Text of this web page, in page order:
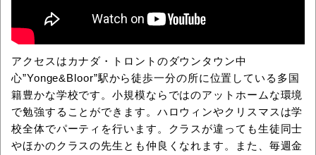
アクセスはカナダ・トロントのダウンタウン中
心”Yonge&Bloor”駅から徒歩一分の所に位置している多国
籍豊かな学校です。小規模ならではのアットホームな環境
で勉強することができます。ハロウィンやクリスマスは学
校全体でパーティを行います。クラスが違っても生徒同士
やほかのクラスの先生とも仲良くなれます。また、毎週金